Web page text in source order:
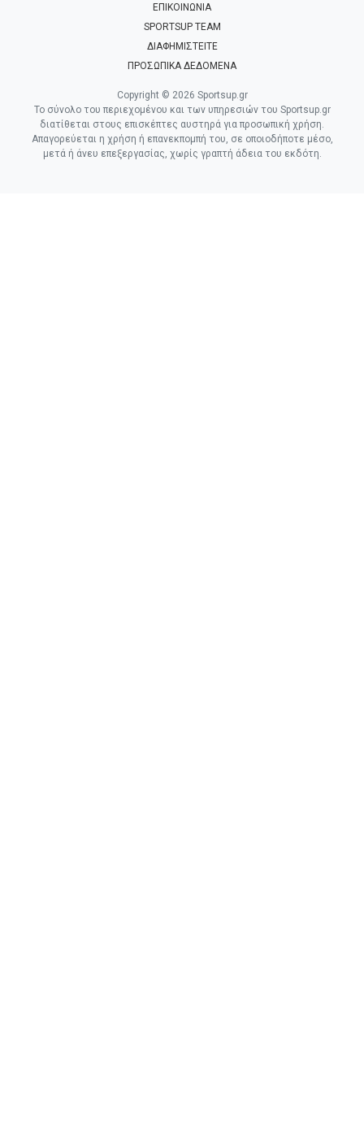
ΕΠΙΚΟΙΝΩΝΙΑ
SPORTSUP TEAM
ΔΙΑΦΗΜΙΣΤΕΙΤΕ
ΠΡΟΣΩΠΙΚΑ ΔΕΔΟΜΕΝΑ
Copyright © 2026 Sportsup.gr
Το σύνολο του περιεχομένου και των υπηρεσιών του Sportsup.gr
διατίθεται στους επισκέπτες αυστηρά για προσωπική χρήση.
Απαγορεύεται η χρήση ή επανεκπομπή του, σε οποιοδήποτε μέσο,
μετά ή άνευ επεξεργασίας, χωρίς γραπτή άδεια του εκδότη.